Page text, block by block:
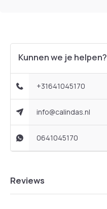
Kunnen we je helpen?
+31641045170
info@calindas.nl
0641045170
Reviews